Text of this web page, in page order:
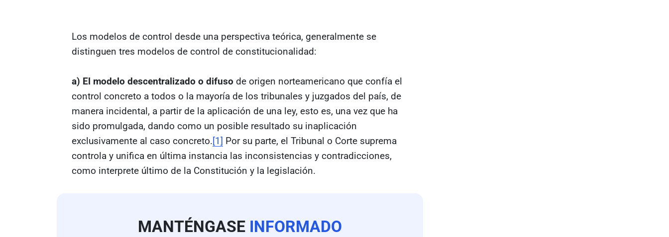
Los modelos de control desde una perspectiva teórica, generalmente se
distinguen tres modelos de control de constitucionalidad:
a) El modelo descentralizado o difuso de origen norteamericano que confía el
control concreto a todos o la mayoría de los tribunales y juzgados del país, de
manera incidental, a partir de la aplicación de una ley, esto es, una vez que ha
sido promulgada, dando como un posible resultado su inaplicación
exclusivamente al caso concreto.[1] Por su parte, el Tribunal o Corte suprema
controla y unifica en última instancia las inconsistencias y contradicciones,
como interprete último de la Constitución y la legislación.
MANTÉNGASE INFORMADO